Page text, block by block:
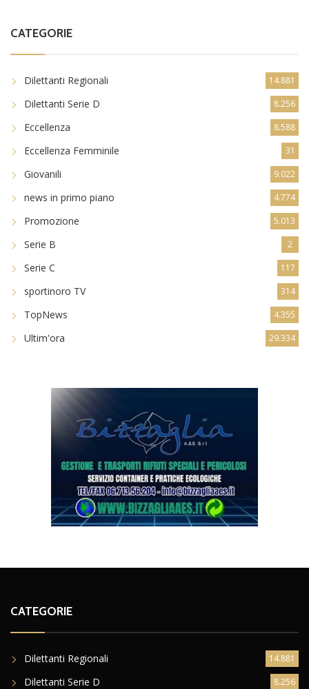
CATEGORIE
Dilettanti Regionali 14.881
Dilettanti Serie D 8.256
Eccellenza 8.588
Eccellenza Femminile 31
Giovanili 9.022
news in primo piano 4.774
Promozione 5.013
Serie B 2
Serie C 117
sportinoro TV 314
TopNews 4.355
Ultim'ora 29.334
CATEGORIE
Dilettanti Regionali 14.881
Dilettanti Serie D 8.256